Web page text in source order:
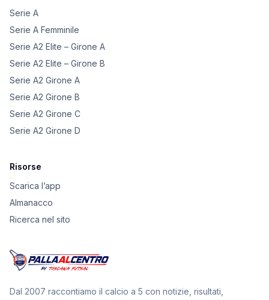
Serie A
Serie A Femminile
Serie A2 Elite – Girone A
Serie A2 Elite – Girone B
Serie A2 Girone A
Serie A2 Girone B
Serie A2 Girone C
Serie A2 Girone D
Risorse
Scarica l’app
Almanacco
Ricerca nel sito
Dal 2007 raccontiamo il calcio a 5 con notizie, risultati,